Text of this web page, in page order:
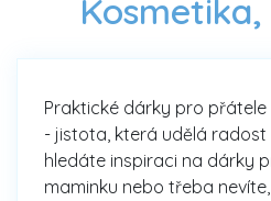
Praktické dárky pro
- jistota, která udělá radost
hledáte inspiraci na dárky
maminku nebo třeba